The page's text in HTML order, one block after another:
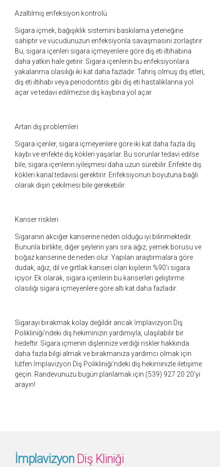
Azaltılmış enfeksiyon kontrolü
Sigara içmek, bağışıklık sistemini baskılama yeteneğine
sahiptir ve vücudunuzun enfeksiyonla savaşmasını zorlaştırır.
Bu, sigara içenleri sigara içmeyenlere göre diş eti iltihabına
daha yatkın hale getirir. Sigara içenlerin bu enfeksiyonlara
yakalanma olasılığı iki kat daha fazladır. Tahriş olmuş diş etleri,
diş eti iltihabı veya periodontitis gibi diş eti hastalıklarına yol
açar ve tedavi edilmezse diş kaybına yol açar.
Artan diş problemleri
Sigara içenler, sigara içmeyenlere göre iki kat daha fazla diş
kaybı ve enfekte diş kökleri yaşarlar. Bu sorunlar tedavi edilse
bile, sigara içenlerin iyileşmesi daha uzun sürebilir. Enfekte diş
kökleri kanal tedavisi gerektirir. Enfeksiyonun boyutuna bağlı
olarak dişin çekilmesi bile gerekebilir.
Kanser riskleri
Sigaranın akciğer kanserine neden olduğu iyi bilinmektedir.
Bununla birlikte, diğer şeylerin yanı sıra ağız, yemek borusu ve
boğaz kanserine de neden olur. Yapılan araştırmalara göre
dudak, ağız, dil ve gırtlak kanseri olan kişilerin %90'ı sigara
içiyor. Ek olarak, sigara içenlerin bu kanserleri geliştirme
olasılığı sigara içmeyenlere göre altı kat daha fazladır.
Sigarayı bırakmak kolay değildir ancak İmplavizyon Diş
Polikliniği'ndeki diş hekiminizin yardımıyla, ulaşılabilir bir
hedeftir. Sigara içmenin dişlerinize verdiği riskler hakkında
daha fazla bilgi almak ve bırakmanıza yardımcı olmak için
lütfen İmplavizyon Diş Polikliniği'ndeki diş hekiminizle iletişime
geçin. Randevunuzu bugün planlamak için (539) 927 20 20'yi
arayın!
İmplavizyon Diş Kliniği